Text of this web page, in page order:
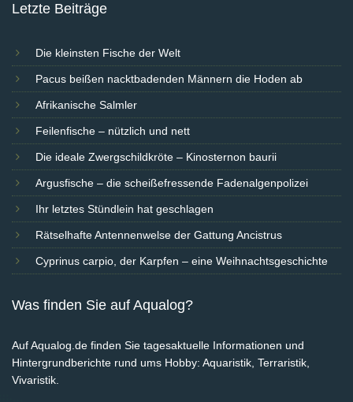
Letzte Beiträge
Die kleinsten Fische der Welt
Pacus beißen nacktbadenden Männern die Hoden ab
Afrikanische Salmler
Feilenfische – nützlich und nett
Die ideale Zwergschildkröte – Kinosternon baurii
Argusfische – die scheißefressende Fadenalgenpolizei
Ihr letztes Stündlein hat geschlagen
Rätselhafte Antennenwelse der Gattung Ancistrus
Cyprinus carpio, der Karpfen – eine Weihnachtsgeschichte
Was finden Sie auf Aqualog?
Auf Aqualog.de finden Sie tagesaktuelle Informationen und
Hintergrundberichte rund ums Hobby: Aquaristik, Terraristik,
Vivaristik.